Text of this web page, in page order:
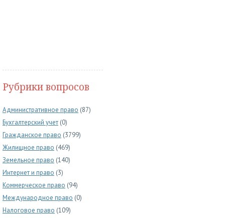
Рубрики вопросов
Административное право (87)
Бухгалтерский учет (0)
Гражданское право (3799)
Жилищное право (469)
Земельное право (140)
Интернет и право (3)
Коммерческое право (94)
Международное право (0)
Налоговое право (109)